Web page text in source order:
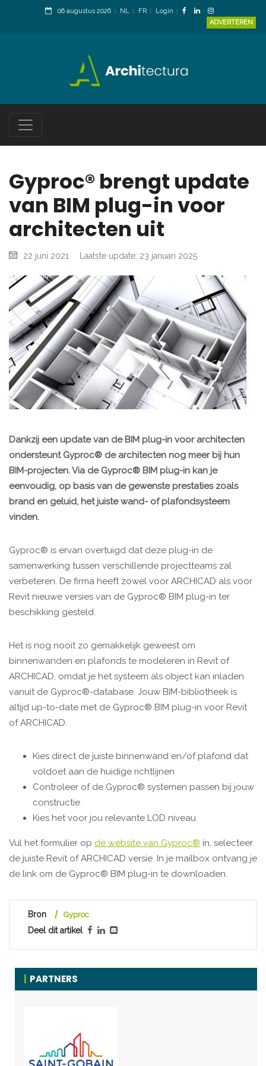
06 augustus 2026 NL FR
Login
ADVERTEREN
Gyproc® brengt update
van BIM plug-in voor
architecten uit
22 juni 2021 Laatste update: 23 januari 2025
Dankzij een update van de BIM plug-in voor architecten
ondersteunt Gyproc® de architecten nog meer bij hun
BIM-projecten. Via de Gyproc® BIM plug-in kan je
eenvoudig, op basis van de gewenste prestaties zoals
brand en geluid, het juiste wand- of plafondsysteem
vinden.
Gyproc® is ervan overtuigd dat deze plug-in de
samenwerking tussen verschillende projectteams zal
verbeteren. De firma heeft zowel voor ARCHICAD als voor
Revit nieuwe versies van de Gyproc® BIM plug-in ter
beschikking gesteld.
Het is nog nooit zo gemakkelijk geweest om
binnenwanden en plafonds te modeleren in Revit of
ARCHICAD, omdat je het systeem als object kan inladen
vanuit de Gyproc®-database. Jouw BIM-bibliotheek is
altijd up-to-date met de Gyproc® BIM plug-in voor Revit
of ARCHICAD.
Kies direct de juiste binnenwand en/of plafond dat
voldoet aan de huidige richtlijnen
Controleer of de Gyproc® systemen passen bij jouw
constructie
Kies het voor jou relevante LOD niveau
Vul het formulier op de website van Gyproc® in, selecteer
de juiste Revit of ARCHICAD versie. In je mailbox ontvang je
de link om de Gyproc® BIM plug-in te downloaden.
Bron Gyproc
Deel dit artikel
PARTNERS